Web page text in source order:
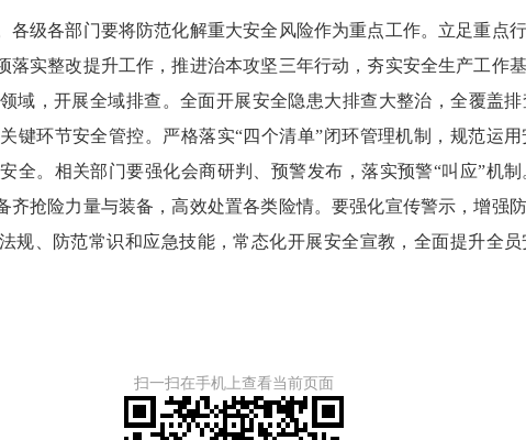
各部门要将防范化解重大安全风险作为重点工作。立足重点
实整改提升工作，推进治本攻坚三年行动，夯实安全生产工作
域，开展全域排查。全面开展安全隐患大排查大整治，全覆盖
键环节安全管控。严格落实“四个清单”闭环管理机制，规范运
全。相关部门要强化会商研判、预警发布，落实预警“叫应”机
齐抢险力量与装备 ，高效处置各类险情。要强化宣传警示，增强
规、防范常识和应急技能，常态化开展安全宣教，全面提升全
扫一扫在手机上查看当前页面